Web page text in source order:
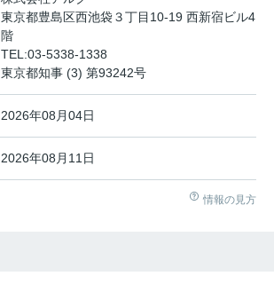
東京都豊島区西池袋３丁目10-19 西新宿ビル4
階
TEL:03-5338-1338
東京都知事 (3) 第93242号
2026年08月04日
2026年08月11日
情報の見方